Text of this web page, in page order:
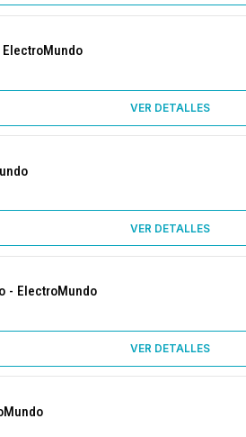
ElectroMundo
VER DETALLES
VER DETALLES
- ElectroMundo
VER DETALLES